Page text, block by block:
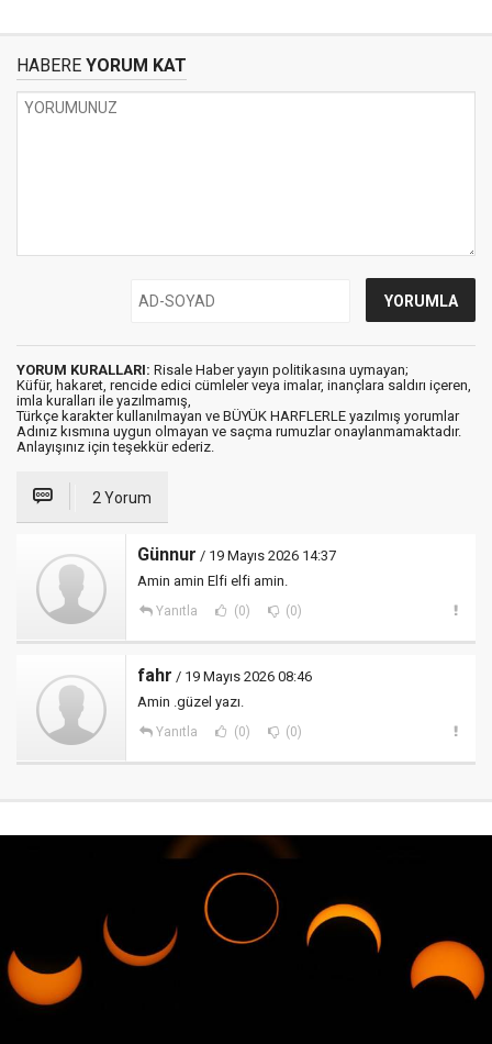
HABERE YORUM KAT
YORUM KURALLARI: Risale Haber yayın politikasına uymayan;
Küfür, hakaret, rencide edici cümleler veya imalar, inançlara saldırı içeren,
imla kuralları ile yazılmamış,
Türkçe karakter kullanılmayan ve BÜYÜK HARFLERLE yazılmış yorumlar
Adınız kısmına uygun olmayan ve saçma rumuzlar onaylanmamaktadır.
Anlayışınız için teşekkür ederiz.
2 Yorum
Günnur / 19 Mayıs 2026 14:37
Amin amin Elfi elfi amin.
Yanıtla (0) (0)
fahr / 19 Mayıs 2026 08:46
Amin .güzel yazı.
Yanıtla (0) (0)